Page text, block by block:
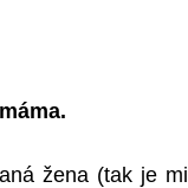
žena (tak je